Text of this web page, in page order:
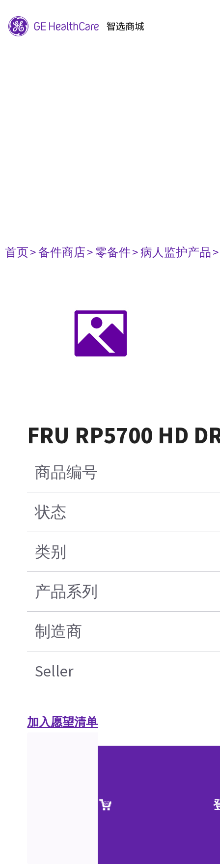
首页> 备件商店> 零备件> 病人监护产品
FRU RP5700 HD
商品编号
状态
类别
产品系列
制造商
Seller
加入愿望清单